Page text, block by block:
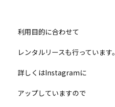
利用目的に合わせて
レンタルリースも行っています。
詳しくはInstagramに
アップしていますので